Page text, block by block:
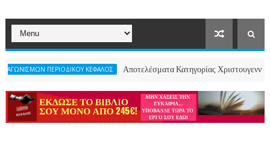
ΚΕΦΑΛΟΣ Αποτελέσματα Κατηγορίας Χριστουγεννιάτικου